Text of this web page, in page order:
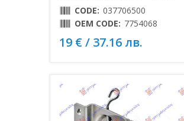
CODE: 037706500
OEM CODE: 7754068
19 € / 37.16 лв.